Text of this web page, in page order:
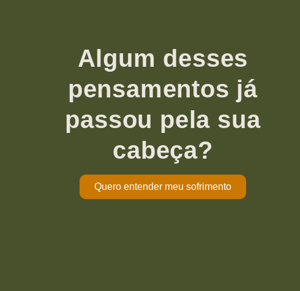
Algum desses
pensamentos já
passou pela sua
cabeça?
Quero entender meu sofrimento